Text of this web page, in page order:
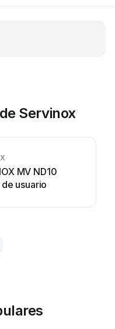
Servinox
MV ND10
usuario